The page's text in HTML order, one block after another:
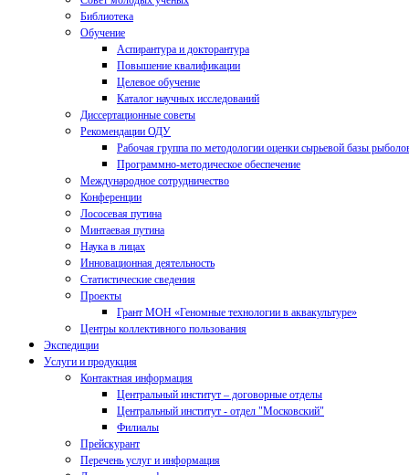
Библиотека
Обучение
Аспирантура и докторантура
Повышение квалификации
Целевое обучение
Каталог научных исследований
Диссертационные советы
Рекомендации ОДУ
Рабочая группа по методологии оценки сырьевой базы
Программно-методическое обеспечение
Международное сотрудничество
Конференции
Лососевая путина
Минтаевая путина
Наука в лицах
Инновационная деятельность
Статистические сведения
Проекты
Грант МОН «Геномные технологии в аквакультуре»
Центры коллективного пользования
Экспедиции
Услуги и продукция
Контактная информация
Центральный институт – договорные отделы
Центральный институт - отдел "Московский"
Филиалы
Прейскурант
Перечень услуг и информация